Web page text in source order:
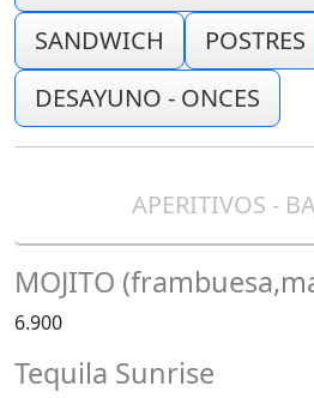
SANDWICH
POSTRES
DESAYUNO - ONCES
APERITIVOS -
MOJITO
6.900
Tequila Sunrise